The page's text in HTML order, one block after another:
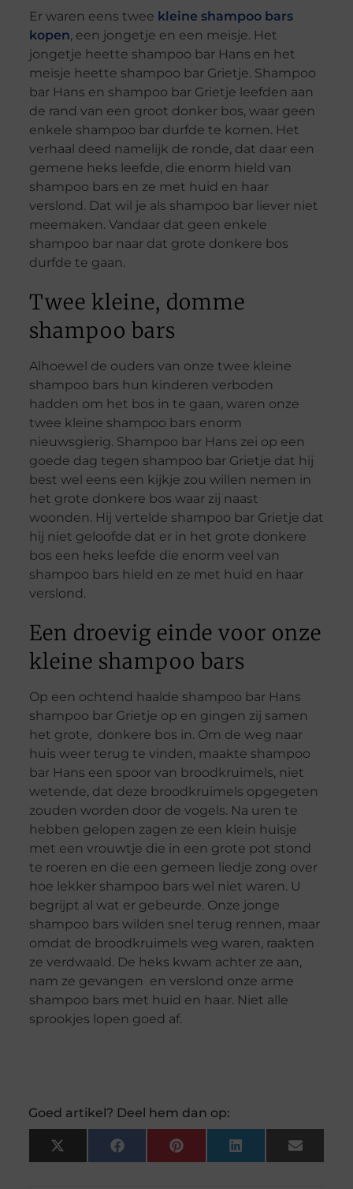
Er waren eens twee kleine shampoo bars
kopen, een jongetje en een meisje. Het
jongetje heette shampoo bar Hans en het
meisje heette shampoo bar Grietje. Shampoo
bar Hans en shampoo bar Grietje leefden aan
de rand van een groot donker bos, waar geen
enkele shampoo bar durfde te komen. Het
verhaal deed namelijk de ronde, dat daar een
gemene heks leefde, die enorm hield van
shampoo bars en ze met huid en haar
verslond. Dat wil je als shampoo bar liever niet
meemaken. Vandaar dat geen enkele
shampoo bar naar dat grote donkere bos
durfde te gaan.
Twee kleine, domme
shampoo bars
Alhoewel de ouders van onze twee kleine
shampoo bars hun kinderen verboden
hadden om het bos in te gaan, waren onze
twee kleine shampoo bars enorm
nieuwsgierig. Shampoo bar Hans zei op een
goede dag tegen shampoo bar Grietje dat hij
best wel eens een kijkje zou willen nemen in
het grote donkere bos waar zij naast
woonden. Hij vertelde shampoo bar Grietje dat
hij niet geloofde dat er in het grote donkere
bos een heks leefde die enorm veel van
shampoo bars hield en ze met huid en haar
verslond.
Een droevig einde voor onze
kleine shampoo bars
Op een ochtend haalde shampoo bar Hans
shampoo bar Grietje op en gingen zij samen
het grote, donkere bos in. Om de weg naar
huis weer terug te vinden, maakte shampoo
bar Hans een spoor van broodkruimels, niet
wetende, dat deze broodkruimels opgegeten
zouden worden door de vogels. Na uren te
hebben gelopen zagen ze een klein huisje
met een vrouwtje die in een grote pot stond
te roeren en die een gemeen liedje zong over
hoe lekker shampoo bars wel niet waren. U
begrijpt al wat er gebeurde. Onze jonge
shampoo bars wilden snel terug rennen, maar
omdat de broodkruimels weg waren, raakten
ze verdwaald. De heks kwam achter ze aan,
nam ze gevangen en verslond onze arme
shampoo bars met huid en haar. Niet alle
sprookjes lopen goed af.
Goed artikel? Deel hem dan op:
X
(Twitter)
FacebookPinterestLinkedInEmail